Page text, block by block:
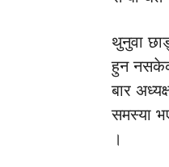
थुनुवा
हुन
बार
समस्या
।